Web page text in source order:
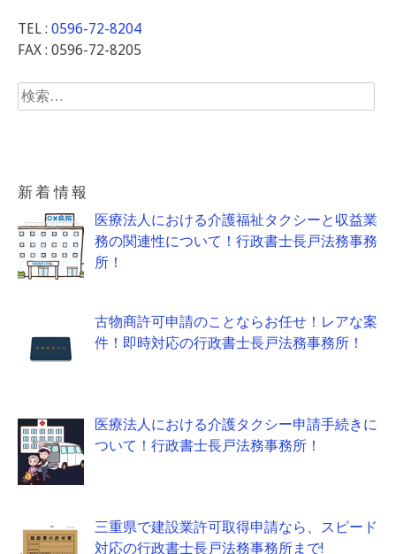
TEL : 0596-72-8204
FAX : 0596-72-8205
検
索:
新着情報
医療法人における介護福祉タクシーと収益業
務の関連性について！行政書士長戸法務事務
所！
古物商許可申請のことならお任せ！レアな案
件！即時対応の行政書士長戸法務事務所！
医療法人における介護タクシー申請手続きに
ついて！行政書士長戸法務事務所！
三重県で建設業許可取得申請なら、スピード
対応の行政書士長戸法務事務所まで!